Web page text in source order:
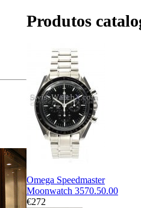
Produtos
Omega Speedmaster
Moonwatch 3570.50.00
€272